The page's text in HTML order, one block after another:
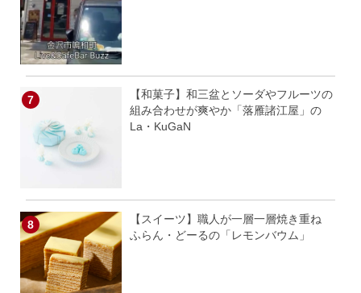
【和菓子】和三盆とソーダやフルーツの
組み合わせが爽やか「落雁諸江屋」の
La・KuGaN
【スイーツ】職人が一層一層焼き重ね
ふらん・どーるの「レモンバウム」